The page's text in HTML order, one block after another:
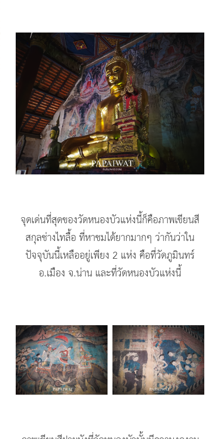
จุดเด่นที่สุดของวัดหนองบัวแห่งนี้ก็คือภาพเขียนสี
สกุลช่างไทลื้อ ที่หาชมได้ยากมากๆ ว่ากันว่าใน
ปัจจุบันนี้เหลืออยู่เพียง 2 แห่ง คือที่วัดภูมินทร์
อ.เมือง จ.น่าน และที่วัดหนองบัวแห่งนี้